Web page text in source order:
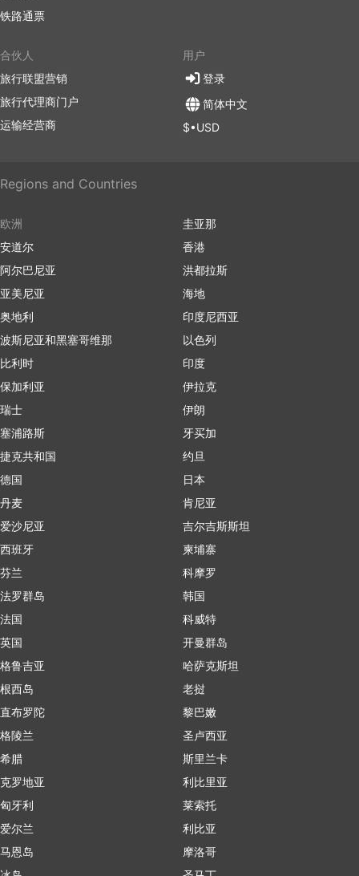
铁路通票
合伙人
旅行联盟营销
旅行代理商门户
运输经营商
用户
登录
简体中文
$•USD
Regions and Countries
欧洲
安道尔
阿尔巴尼亚
亚美尼亚
奥地利
波斯尼亚和黑塞哥维那
比利时
保加利亚
瑞士
塞浦路斯
捷克共和国
德国
丹麦
爱沙尼亚
西班牙
芬兰
法罗群岛
法国
英国
格鲁吉亚
根西岛
直布罗陀
格陵兰
希腊
克罗地亚
匈牙利
爱尔兰
马恩岛
圭亚那
香港
洪都拉斯
海地
印度尼西亚
以色列
印度
伊拉克
伊朗
牙买加
约旦
日本
肯尼亚
吉尔吉斯斯坦
柬埔寨
科摩罗
韩国
科威特
开曼群岛
哈萨克斯坦
老挝
黎巴嫩
圣卢西亚
斯里兰卡
利比里亚
莱索托
利比亚
摩洛哥